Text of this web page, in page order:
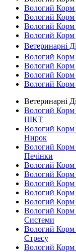
Вологий Корм
Вологий Корм
Вологий Корм
Вологий Корм
Ветеринарні
Вологий Корм
Вологий Корм
Вологий Корм
Вологий Корм
Ветеринарні
Вологий Корм
ШКТ
Вологий Корм
Нирок
Вологий Корм
Печінки
Вологий Корм
Вологий Корм
Вологий Корм
Вологий Корм
Вологий Корм
Вологий Корм
Системи
Вологий Корм
Стресу
Вологий Корм